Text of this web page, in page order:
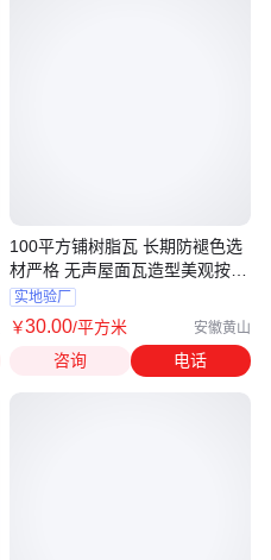
100平方铺树脂瓦 长期防褪色选
材严格 无声屋面瓦造型美观按需
定制
实地验厂
￥30.00/平方米 安徽黄山
咨询 电话